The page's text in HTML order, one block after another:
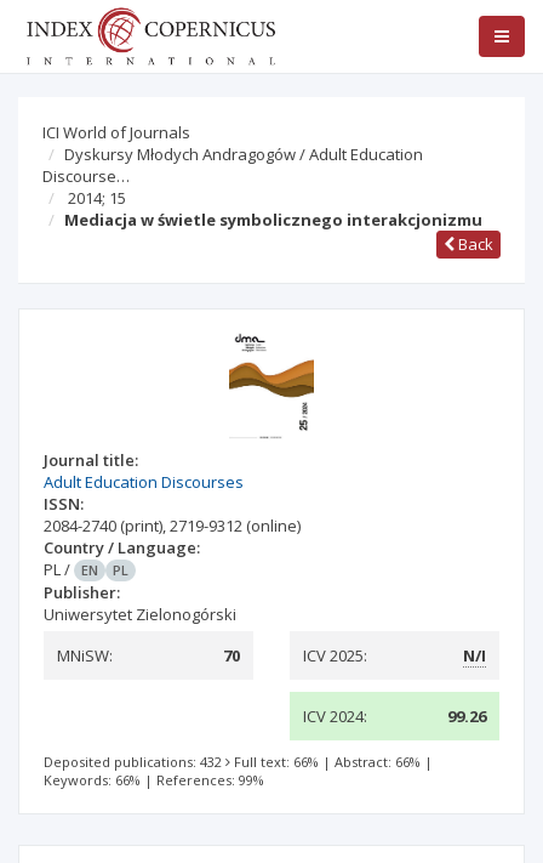
ICI World of Journals
Dyskursy Młodych Andragogów / Adult Education
Discourse…
2014; 15
Mediacja w świetle symbolicznego interakcjonizmu
Back
Journal title:
Adult Education Discourses
ISSN:
2084-2740 (print),2719-9312 (online)
Country / Language:
PL/ EN PL
Publisher:
Uniwersytet Zielonogórski
MNiSW:
70 ICV 2025: N/I
ICV 2024: 99.26
Deposited publications: 432 Full text: 66% | Abstract: 66% |
Keywords: 66% | References: 99%